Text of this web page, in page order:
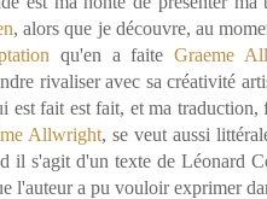
, alors que je découvre, au
qu'en a faiteGraeme
rivaliser avec sa créativité
est fait est fait, et ma
Allwright, se veut aussi
il s'agit d'un texte de Léonard
l'auteur a pu vouloir exprimer